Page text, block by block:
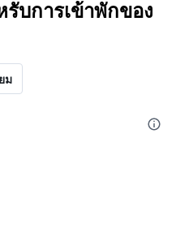
บการเข้าพักของ
ม